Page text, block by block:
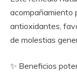
acompañamiento
antioxidantes,
de molestias
✨ Beneficios